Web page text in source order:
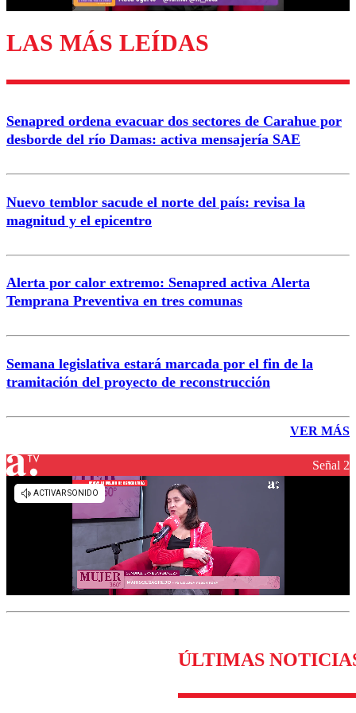
Enviar comentario
LAS MÁS LEÍDAS
Senapred ordena evacuar dos sectores de Carahue por
desborde del río Damas: activa mensajería SAE
Nuevo temblor sacude el norte del país: revisa la
magnitud y el epicentro
Alerta por calor extremo: Senapred activa Alerta
Temprana Preventiva en tres comunas
Semana legislativa estará marcada por el fin de la
tramitación del proyecto de reconstrucción
VER MÁS
Señal 2
ÚLTIMAS